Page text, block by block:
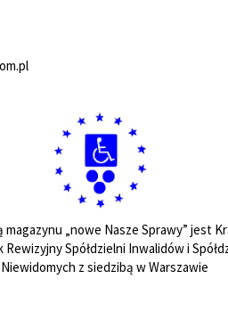
magazynu „nowe Nasze Sprawy” jest
Rewizyjny Spółdzielni Inwalidów i
Niewidomych z siedzibą w Warszawie